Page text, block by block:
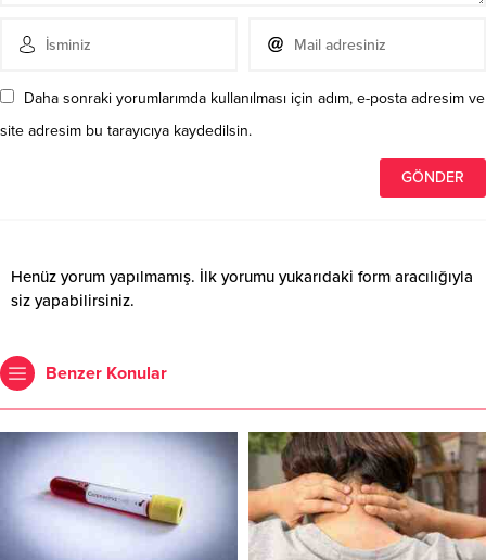
Daha sonraki yorumlarımda kullanılması için adım, e-posta adresim ve
site adresim bu tarayıcıya kaydedilsin.
Henüz yorum yapılmamış. İlk yorumu yukarıdaki form aracılığıyla
siz yapabilirsiniz.
Benzer Konular